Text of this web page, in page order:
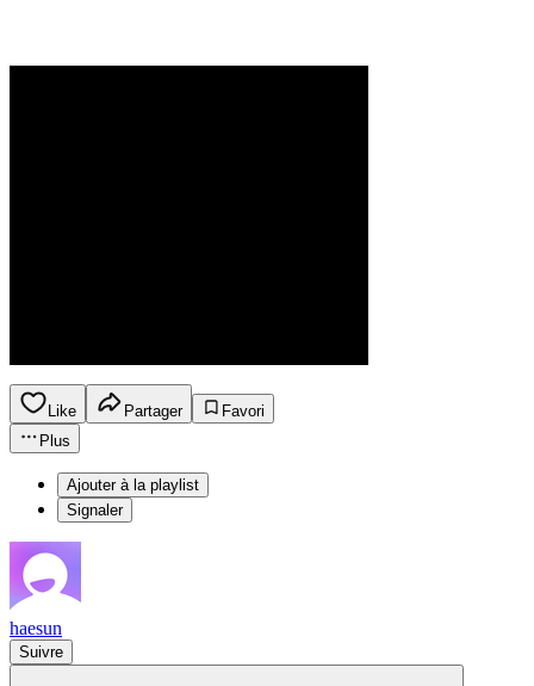
Like Partager
Favori
Plus
Ajouter à la playlist
Signaler
haesun
Suivre